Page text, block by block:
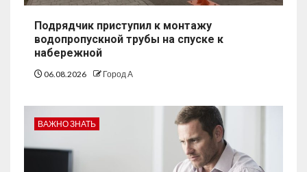
Подрядчик приступил к монтажу
водопропускной трубы на спуске к
набережной
06.08.2026 Город А
ВАЖНО ЗНАТЬ